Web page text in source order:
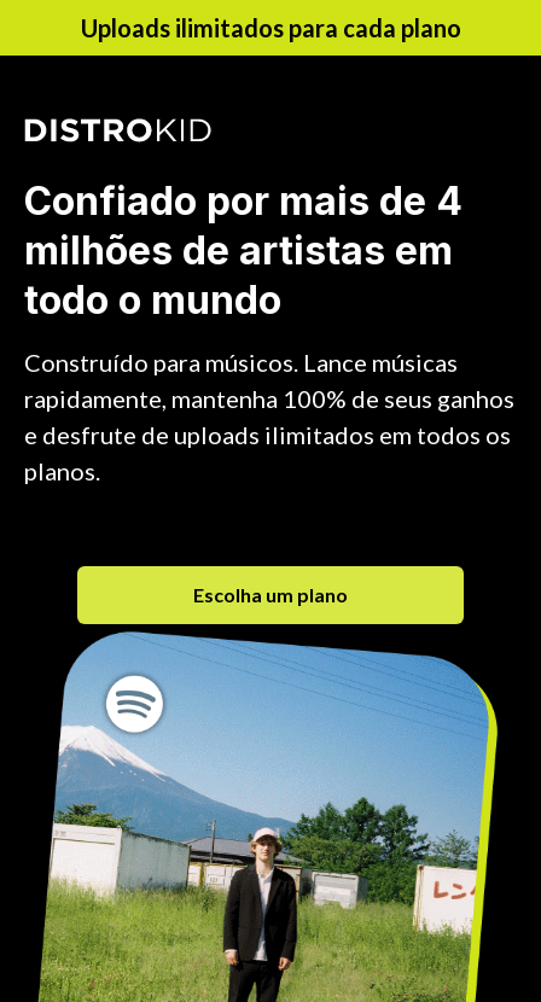
Uploads ilimitados para cada plano
Confiado por mais de 4
milhões de artistas em
todo o mundo
Construído para músicos. Lance músicas
rapidamente, mantenha 100% de seus ganhos
e desfrute de uploads ilimitados em todos os
planos.
Escolha um plano